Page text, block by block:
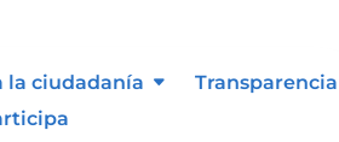
la ciudadanía
Transparencia
se unen legalmente un hombre